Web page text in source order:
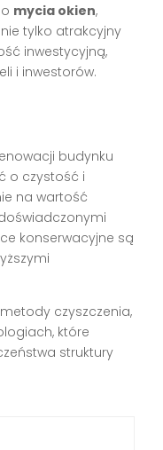
mycia okien,
tylko atrakcyjny
inwestycyjną,
i inwestorów.
budynku
o czystość i
na wartość
konserwacyjne są
czyszczenia,
które
struktury